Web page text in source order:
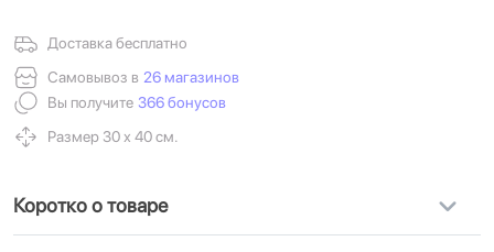
Доставка бесплатно
Самовывоз в 26 магазинов
Вы получите 366 бонусов
Размер 30 х 40 см.
Коротко о товаре